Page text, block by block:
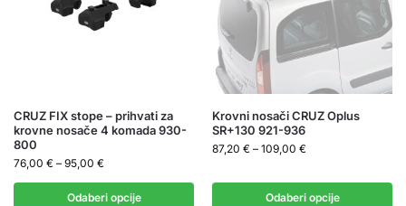
CRUZ FIX stope – prihvati za
krovne nosače 4 komada 930-
800
76,00 € – 95,00 €
Odaberi opcije
Krovni nosači CRUZ Oplus
SR+130 921-936
87,20 € – 109,00 €
Odaberi opcije